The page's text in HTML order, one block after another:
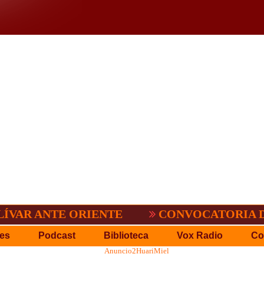
ANTE ORIENTE CONVOCATORIA DEL
Podcast Biblioteca Vox Radio